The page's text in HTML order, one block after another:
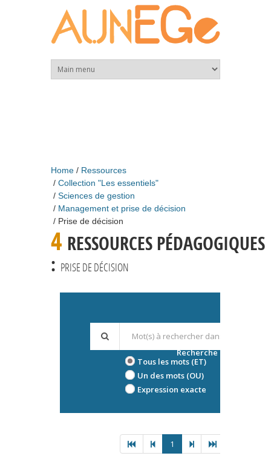
Home
Ressources
Collection "Les essentiels"
Sciences de gestion
Management et prise de décision
Prise de décision
4 RESSOURCES PÉDAGOGIQUES
: PRISE DE DÉCISION
Tous les mots (ET)
Un des mots (OU)
Expression exacte
Recherche avancée
1